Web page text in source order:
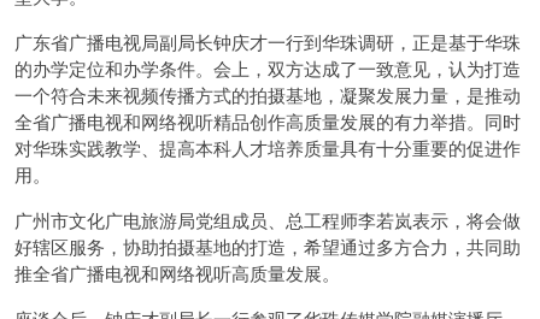
广东省广播电视局副局长钟庆才一行到华珠调研，正是基于华珠
的办学定位和办学条件。会上，双方达成了一致意见，认为打造
一个符合未来视频传播方式的拍摄基地，凝聚发展力量，是推动
全省广播电视和网络视听精品创作高质量发展的有力举措。同时
对华珠实践教学、提高本科人才培养质量具有十分重要的促进作
用。
广州市文化广电旅游局党组成员、总工程师李若岚表示，将会做
好辖区服务，协助拍摄基地的打造，希望通过多方合力，共同助
推全省广播电视和网络视听高质量发展。